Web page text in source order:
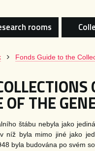
rooms
Fonds Guide to the
OF THE
štábu nebyla jako
níž byla mimo jiné jako
byla budována po svém